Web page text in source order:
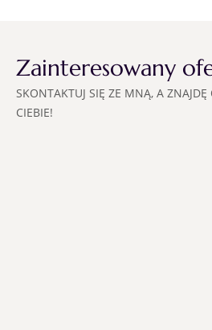
Zainteresowany
SKONTAKTUJ SIĘ ZE MNĄ, A ZNAJDĘ
CIEBIE!